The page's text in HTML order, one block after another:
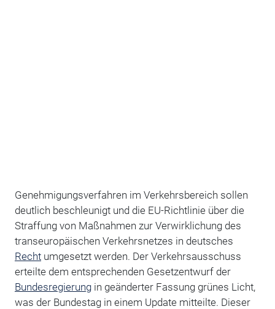
Genehmigungsverfahren im Verkehrsbereich sollen
deutlich beschleunigt und die EU-Richtlinie über die
Straffung von Maßnahmen zur Verwirklichung des
transeuropäischen Verkehrsnetzes in deutsches
Rechtumgesetzt werden. Der Verkehrsausschuss
erteilte dem entsprechenden Gesetzentwurf der
Bundesregierungin geänderter Fassung grünes Licht,
was der Bundestag in einem Update mitteilte. Dieser